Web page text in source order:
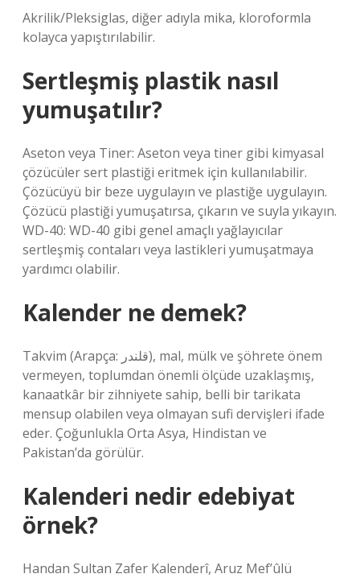
Akrilik/Pleksiglas, diğer adıyla mika, kloroformla
kolayca yapıştırılabilir.
Sertleşmiş plastik nasıl
yumuşatılır?
Aseton veya Tiner: Aseton veya tiner gibi kimyasal
çözücüler sert plastiği eritmek için kullanılabilir.
Çözücüyü bir beze uygulayın ve plastiğe uygulayın.
Çözücü plastiği yumuşatırsa, çıkarın ve suyla yıkayın.
WD-40: WD-40 gibi genel amaçlı yağlayıcılar
sertleşmiş contaları veya lastikleri yumuşatmaya
yardımcı olabilir.
Kalender ne demek?
Takvim (Arapça: قلندر), mal, mülk ve şöhrete önem
vermeyen, toplumdan önemli ölçüde uzaklaşmış,
kanaatkâr bir zihniyete sahip, belli bir tarikata
mensup olabilen veya olmayan sufi dervişleri ifade
eder. Çoğunlukla Orta Asya, Hindistan ve
Pakistan’da görülür.
Kalenderi nedir edebiyat
örnek?
Handan Sultan Zafer Kalenderî, Aruz Mef’ûlü